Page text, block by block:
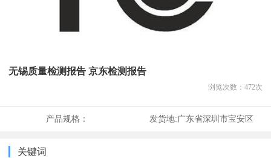
无锡质量检测报告 京东检测报告
浏览次数： 472次
产品规格： 发货地:广东省深圳市宝安区
关键词